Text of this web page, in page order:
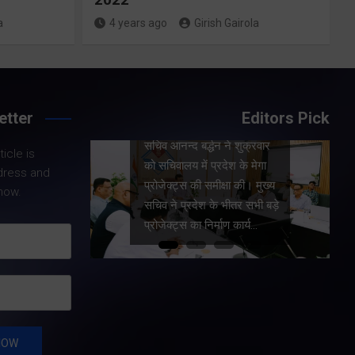
4 years ago Girish Gairola
is
and
Editors Pick
मुख्य
मेगा
मुख्य
किया सम्मानित
Share Nowदेहरादून।
मुख्यमंत्री पुष्कर सिंह धामी ने
आज मुख्यमंत्री आवास में ग्लासगो,
स्कॉटलैंड में आयोजित कॉमनवेल्थ
गेम्स 2026 में उत्कृष्ट प्रदर्शन
कर उत्तराखंड का गौरव बढ़ाने
वाले खिलाड़ियों और उनके…